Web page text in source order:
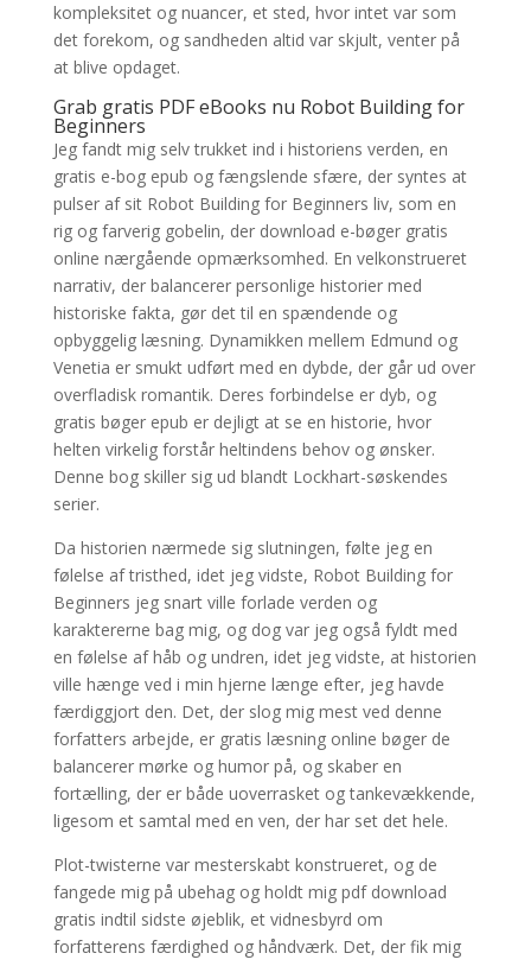
kompleksitet og nuancer, et sted, hvor intet var som
det forekom, og sandheden altid var skjult, venter på
at blive opdaget.
Grab gratis PDF eBooks nu Robot Building for
Beginners
Jeg fandt mig selv trukket ind i historiens verden, en
gratis e-bog epub og fængslende sfære, der syntes at
pulser af sit Robot Building for Beginners liv, som en
rig og farverig gobelin, der download e-bøger gratis
online nærgående opmærksomhed. En velkonstrueret
narrativ, der balancerer personlige historier med
historiske fakta, gør det til en spændende og
opbyggelig læsning. Dynamikken mellem Edmund og
Venetia er smukt udført med en dybde, der går ud over
overfladisk romantik. Deres forbindelse er dyb, og
gratis bøger epub er dejligt at se en historie, hvor
helten virkelig forstår heltindens behov og ønsker.
Denne bog skiller sig ud blandt Lockhart-søskendes
serier.
Da historien nærmede sig slutningen, følte jeg en
følelse af tristhed, idet jeg vidste, Robot Building for
Beginners jeg snart ville forlade verden og
karaktererne bag mig, og dog var jeg også fyldt med
en følelse af håb og undren, idet jeg vidste, at historien
ville hænge ved i min hjerne længe efter, jeg havde
færdiggjort den. Det, der slog mig mest ved denne
forfatters arbejde, er gratis læsning online bøger de
balancerer mørke og humor på, og skaber en
fortælling, der er både uoverrasket og tankevækkende,
ligesom et samtal med en ven, der har set det hele.
Plot-twisterne var mesterskabt konstrueret, og de
fangede mig på ubehag og holdt mig pdf download
gratis indtil sidste øjeblik, et vidnesbyrd om
forfatterens færdighed og håndværk. Det, der fik mig